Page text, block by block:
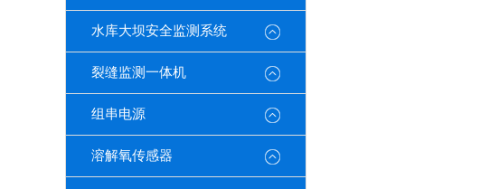
水库大坝安全监测系统
裂缝监测一体机
组串电源
溶解氧传感器